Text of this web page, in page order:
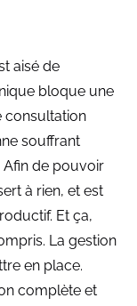
aisé de
bloque une
consultation
souffrant
de pouvoir
à rien, et est
Et ça,
La gestion
en place.
complète et